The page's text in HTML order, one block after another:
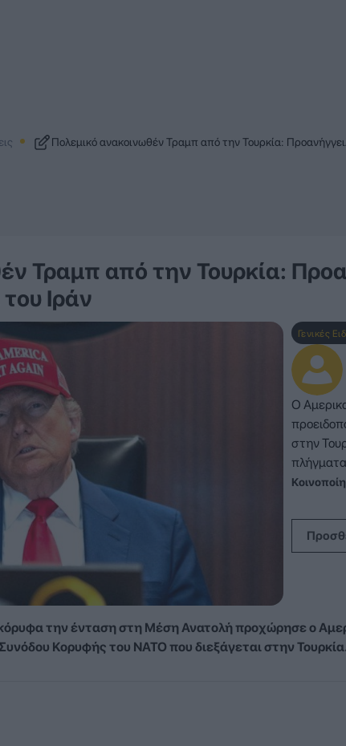
Πολεμικό ανακοινωθέν Τραμπ από την Τουρκία:
Τραμπ από την Τουρκία:
Ιράν
Γενικές
Ο
στην
την ένταση στη Μέση Ανατολή προχώρησε ο
Κορυφής του ΝΑΤΟ που διεξάγεται στην Τουρκία.